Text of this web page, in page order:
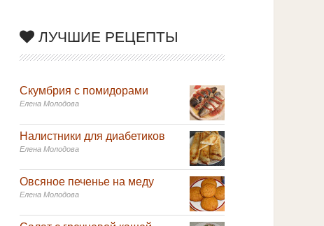
ЛУЧШИЕ РЕЦЕПТЫ
Скумбрия с помидорами
Елена Молодова
Налистники для диабетиков
Елена Молодова
Овсяное печенье на меду
Елена Молодова